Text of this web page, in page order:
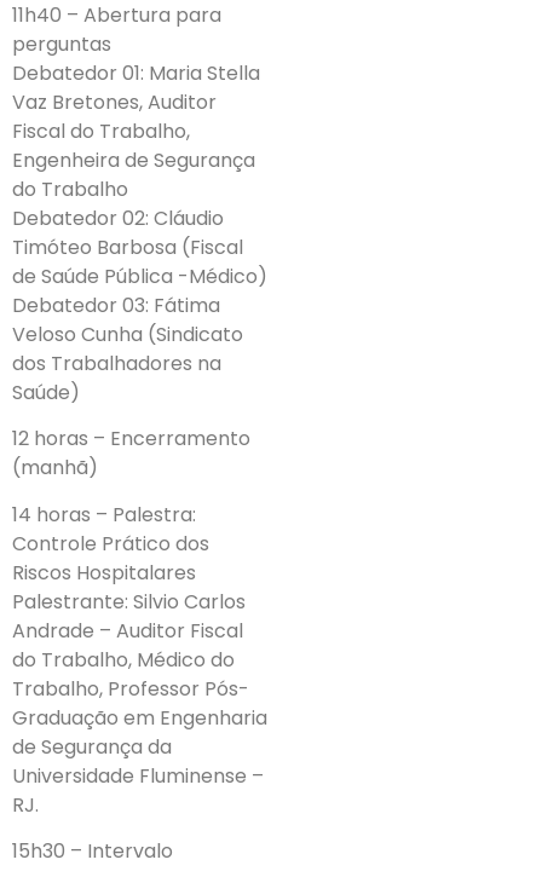
11h40 – Abertura para
perguntas
Debatedor 01: Maria Stella
Vaz Bretones, Auditor
Fiscal do Trabalho,
Engenheira de Segurança
do Trabalho
Debatedor 02: Cláudio
Timóteo Barbosa (Fiscal
de Saúde Pública -Médico)
Debatedor 03: Fátima
Veloso Cunha (Sindicato
dos Trabalhadores na
Saúde)
12 horas – Encerramento
(manhã)
14 horas – Palestra:
Controle Prático dos
Riscos Hospitalares
Palestrante: Silvio Carlos
Andrade – Auditor Fiscal
do Trabalho, Médico do
Trabalho, Professor Pós-
Graduação em Engenharia
de Segurança da
Universidade Fluminense –
RJ.
15h30 – Intervalo